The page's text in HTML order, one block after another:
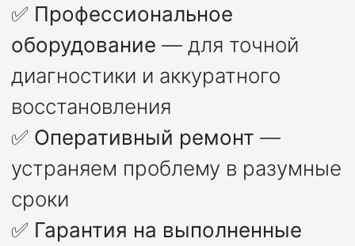
✅ Профессиональное
оборудование — для точной
диагностики и аккуратного
восстановления
✅ Оперативный ремонт —
устраняем проблему в разумные
сроки
✅ Гарантия на выполненные